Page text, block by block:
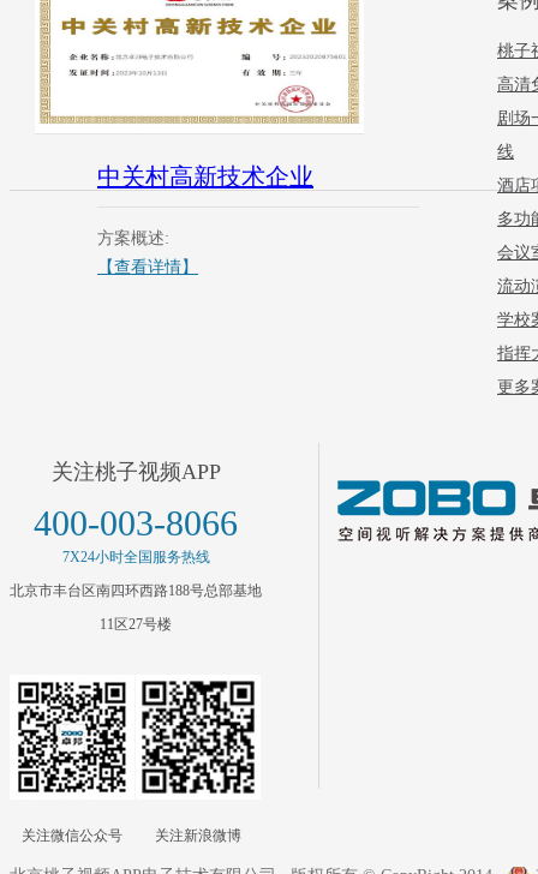
中关村高新技术企业
方案概述:
【查看详情】
桃子
高清
剧场
线
酒店
多功
会议
流动
学校
指挥
更多
关注桃子视频APP
400-003-8066
7X24小时全国服务热线
北京市丰台区南四环西路188号总部基地
11区27号楼
关注微信公众号 关注新浪微博